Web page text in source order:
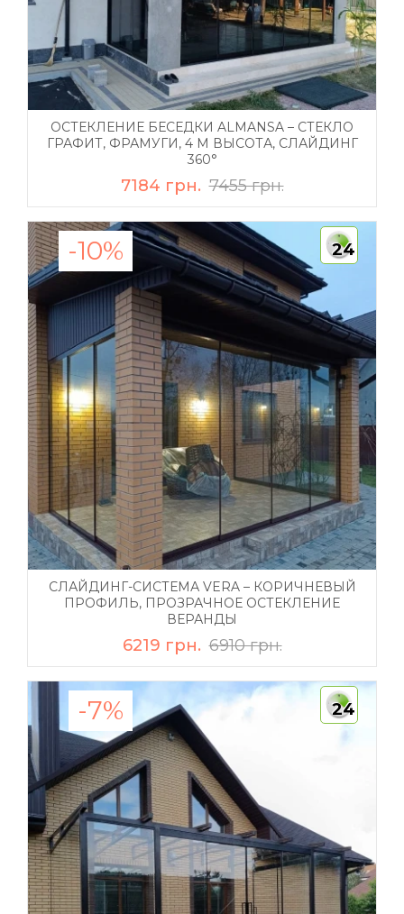
ОСТЕКЛЕНИЕ БЕСЕДКИ ALMANSA – СТЕКЛО
ГРАФИТ, ФРАМУГИ, 4 М ВЫСОТА, СЛАЙДИНГ
360°
7184 грн. 7455 грн.
-10% 24
СЛАЙДИНГ-СИСТЕМА VERA – КОРИЧНЕВЫЙ
ПРОФИЛЬ, ПРОЗРАЧНОЕ ОСТЕКЛЕНИЕ
ВЕРАНДЫ
6219 грн. 6910 грн.
-7% 24